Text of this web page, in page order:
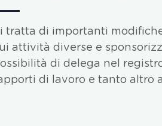
tratta di importanti
attività diverse e
di delega nel
di lavoro e tanto altro